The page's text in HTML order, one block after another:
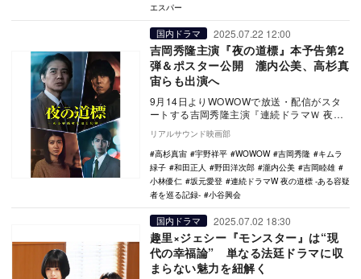
エスパー
国内ドラマ 2025.07.22 12:00
吉岡秀隆主演『夜の道標』本予告第2
弾＆ポスター公開 瀧内公美、高杉真
宙らも出演へ
9月14日よりWOWOWで放送・配信がスタ
ートする吉岡秀隆主演『連続ドラマＷ 夜の
道標 -ある容疑者を巡る記録-』に、瀧内公
美、…
リアルサウンド映画部
高杉真宙
宇野祥平 WOWOW 吉岡秀隆
キムラ
緑子
和田正人 野田洋次郎 瀧内公美
吉岡睦雄
小林優仁
坂元愛登
連続ドラマW 夜の道標 -ある容疑
者を巡る記録-
小谷興会
国内ドラマ 2025.07.02 18:30
趣里×ジェシー『モンスター』は“現
代の幸福論” 単なる法廷ドラマに収
まらない魅力を紐解く